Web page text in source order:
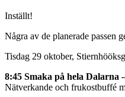
Inställt!
Några av de planerade passen
Tisdag 29 oktober,
8:45 Smaka på hela Dalarna
Nätverkande och frukostbuffé